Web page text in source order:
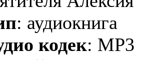
: аудиокнига
кодек: MP3